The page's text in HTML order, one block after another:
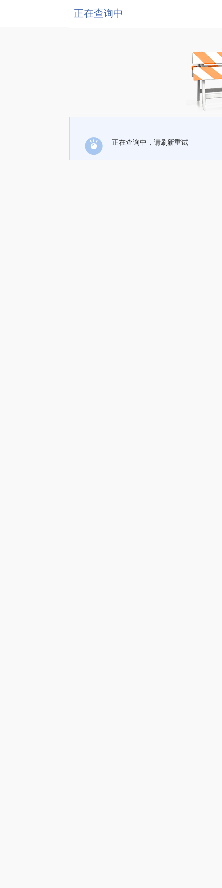
正在查询中
正在查询中，请刷新重试